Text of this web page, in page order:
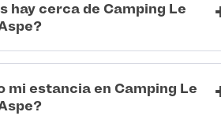
hay cerca de Camping Le
mi estancia en Camping Le